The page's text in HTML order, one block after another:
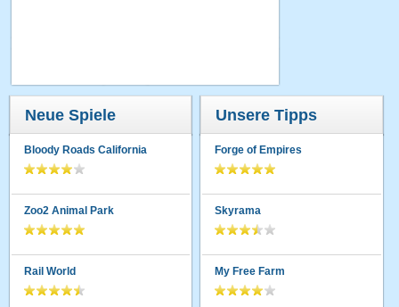
Neue Spiele
Bloody Roads California
Zoo2 Animal Park
Rail World
Unsere Tipps
Forge of Empires
Skyrama
My Free Farm